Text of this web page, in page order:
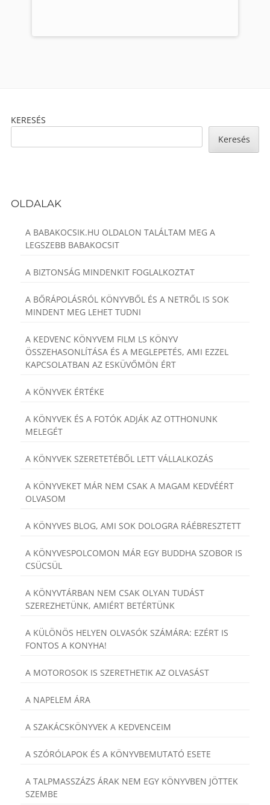
Content
KERESÉS
Keresés
OLDALAK
A BABAKOCSIK.HU OLDALON TALÁLTAM MEG A
LEGSZEBB BABAKOCSIT
A BIZTONSÁG MINDENKIT FOGLALKOZTAT
A BŐRÁPOLÁSRÓL KÖNYVBŐL ÉS A NETRŐL IS SOK
MINDENT MEG LEHET TUDNI
A KEDVENC KÖNYVEM FILM LS KÖNYV
ÖSSZEHASONLÍTÁSA ÉS A MEGLEPETÉS, AMI EZZEL
KAPCSOLATBAN AZ ESKÜVŐMÖN ÉRT
A KÖNYVEK ÉRTÉKE
A KÖNYVEK ÉS A FOTÓK ADJÁK AZ OTTHONUNK
MELEGÉT
A KÖNYVEK SZERETETÉBŐL LETT VÁLLALKOZÁS
A KÖNYVEKET MÁR NEM CSAK A MAGAM KEDVÉÉRT
OLVASOM
A KÖNYVES BLOG, AMI SOK DOLOGRA RÁÉBRESZTETT
A KÖNYVESPOLCOMON MÁR EGY BUDDHA SZOBOR IS
CSÜCSÜL
A KÖNYVTÁRBAN NEM CSAK OLYAN TUDÁST
SZEREZHETÜNK, AMIÉRT BETÉRTÜNK
A KÜLÖNÖS HELYEN OLVASÓK SZÁMÁRA: EZÉRT IS
FONTOS A KONYHA!
A MOTOROSOK IS SZERETHETIK AZ OLVASÁST
A NAPELEM ÁRA
A SZAKÁCSKÖNYVEK A KEDVENCEIM
A SZÓRÓLAPOK ÉS A KÖNYVBEMUTATÓ ESETE
A TALPMASSZÁZS ÁRAK NEM EGY KÖNYVBEN JÖTTEK
SZEMBE